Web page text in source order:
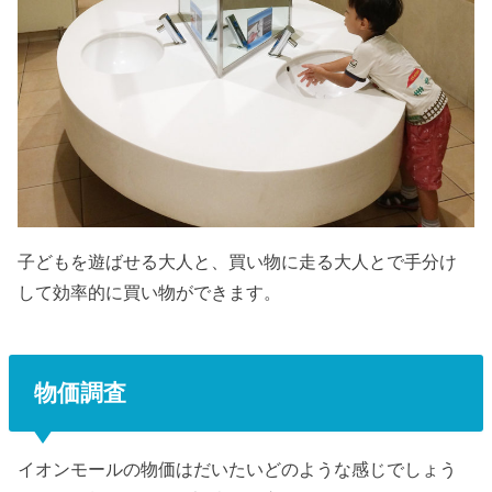
物価調査
イオンモールの物価はだいたいどのような感じでしょう
か。２種類だけなので調査とは言えませんが…。
ジーンズや寿司